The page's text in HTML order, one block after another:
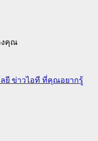
งคุณ
ยี ข่าวไอที ที่คุณอยากรู้